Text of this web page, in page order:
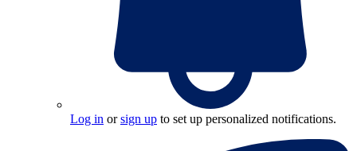
Log in orsign up to set up personalized notifications.